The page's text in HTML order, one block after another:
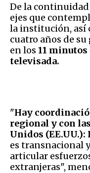
De la continuidad
ejes que
la institución, así
cuatro años de
en los 11
televisada.
"Hay
regional y con
Unidos (EE.UU.):
es transnacional
articular
extranjeras",